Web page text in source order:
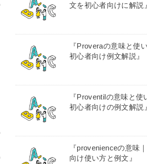
文を初心者向けに解説』
『Proveraの意味と使い
初心者向け例文解説』
『Proventilの意味と使
初心者向けの例文解説』
『provenienceの意味
向け使い方と例文』